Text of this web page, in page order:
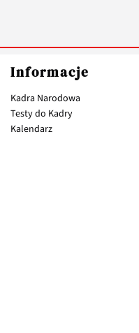
Informacje
Kadra Narodowa
Testy do Kadry
Kalendarz